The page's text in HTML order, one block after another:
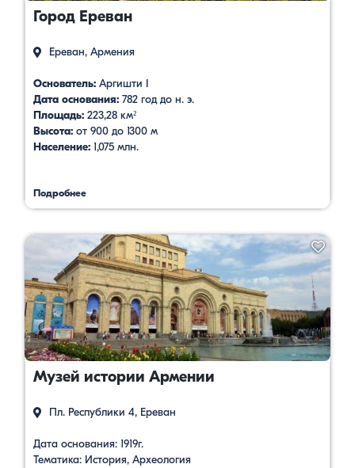
Город Ереван
Ереван, Армения
Основатель: Аргишти I
Дата основания: 782 год до н. э.
Площадь: 223,28 км²
Высота: от 900 до 1300 м
Население: 1,075 млн.
Подробнее
Музей истории Армении
Пл. Республики 4, Ереван
Дата основания: 1919г.
Тематика: История, Археология